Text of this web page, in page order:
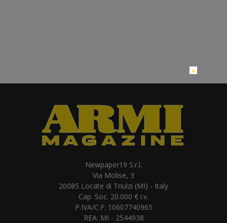
Newpaper19 S.r.l.
Via Molise, 3
20085 Locate di Triulzi (MI) - Italy
Cap. Soc. 20.000 € i.v.
P.IVA/C.F. 10607740965
REA: MI - 2544938
×